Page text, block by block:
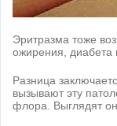
Эритразма тоже
ожирения, диабета
Разница
вызывают эту
флора. Выглядят